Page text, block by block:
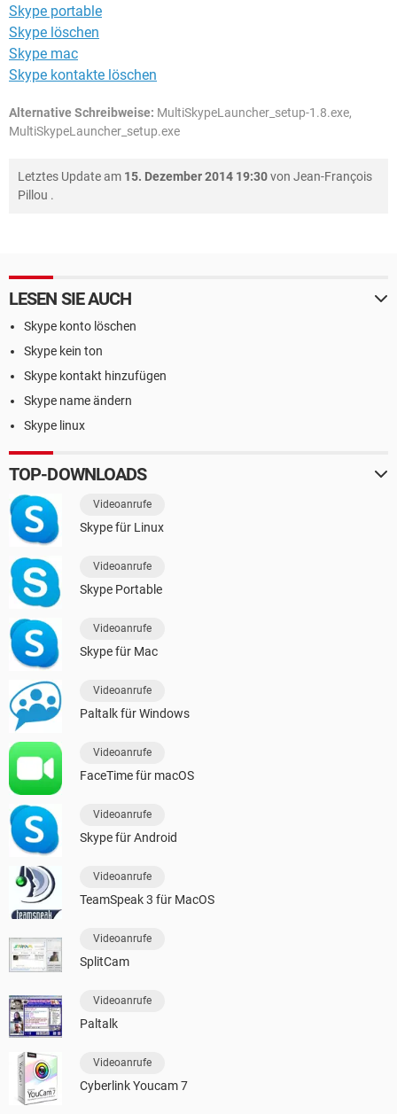
Skype portable
Skype löschen
Skype mac
Skype kontakte löschen
Alternative Schreibweise: MultiSkypeLauncher_setup-1.8.exe,
MultiSkypeLauncher_setup.exe
Letztes Update am 15. Dezember 2014 19:30von Jean-François
Pillou .
LESEN SIE AUCH
Skype konto löschen
Skype kein ton
Skype kontakt hinzufügen
Skype name ändern
Skype linux
TOP-DOWNLOADS
Videoanrufe
Skype für Linux
Videoanrufe
Skype Portable
Videoanrufe
Skype für Mac
Videoanrufe
Paltalk für Windows
Videoanrufe
FaceTime für macOS
Videoanrufe
Skype für Android
Videoanrufe
TeamSpeak 3 für MacOS
Videoanrufe
SplitCam
Videoanrufe
Paltalk
Videoanrufe
Cyberlink Youcam 7